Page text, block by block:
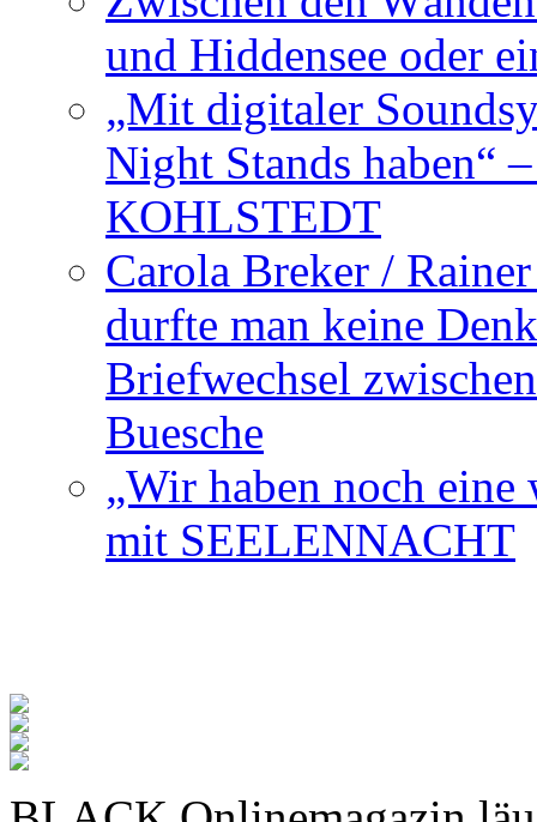
und Hiddensee oder
„Mit digitaler
Night Stands haben“
KOHLSTEDT
Carola Breker /
durfte man keine
Briefwechsel
Buesche
„Wir haben noch
mit SEELENNACHT